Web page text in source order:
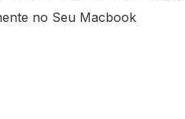
no Seu Macbook